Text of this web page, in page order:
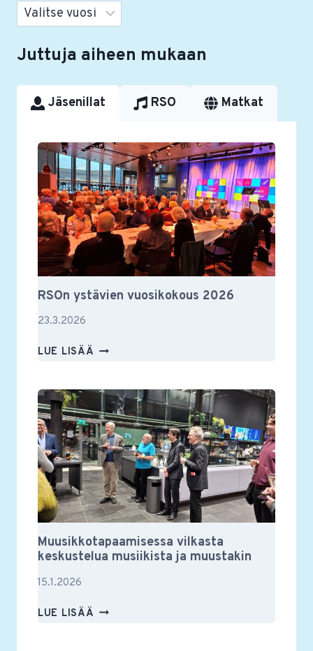
Arkistot
Juttuja aiheen mukaan
Jäsenillat RSO Matkat
RSOn ystävien vuosikokous 2026
23.3.2026
LUE LISÄÄ RSON
2026
Muusikkotapaamisessa vilkasta
keskustelua musiikista ja muustakin
15.1.2026
LUE LISÄÄ MUUSIKKOTAPAAMISESSA